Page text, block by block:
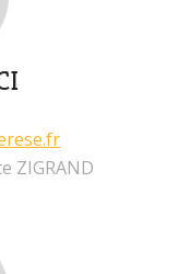
ZIGRAND